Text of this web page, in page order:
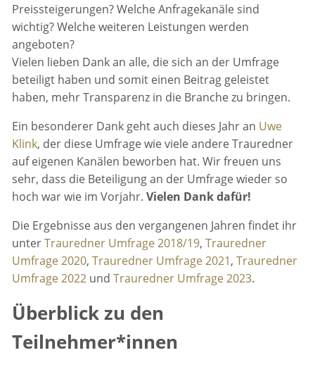
Preissteigerungen? Welche Anfragekanäle sind
wichtig? Welche weiteren Leistungen werden
angeboten?
Vielen lieben Dank an alle, die sich an der Umfrage
beteiligt haben und somit einen Beitrag geleistet
haben, mehr Transparenz in die Branche zu bringen.
Ein besonderer Dank geht auch dieses Jahr an Uwe
Klink, der diese Umfrage wie viele andere Trauredner
auf eigenen Kanälen beworben hat. Wir freuen uns
sehr, dass die Beteiligung an der Umfrage wieder so
hoch war wie im Vorjahr.Vielen Dank dafür!
Die Ergebnisse aus den vergangenen Jahren findet ihr
unterTrauredner Umfrage 2018/19,Trauredner
Umfrage 2020,Trauredner Umfrage 2021,Trauredner
Umfrage 2022 undTrauredner Umfrage 2023.
Überblick zu den
Teilnehmer*innen